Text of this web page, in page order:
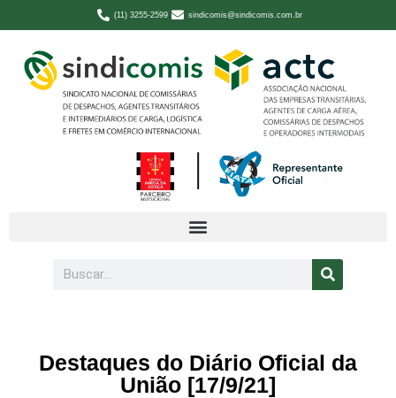
(11) 3255-2599 sindicomis@sindicomis.com.br
Destaques do Diário Oficial da
União [17/9/21]